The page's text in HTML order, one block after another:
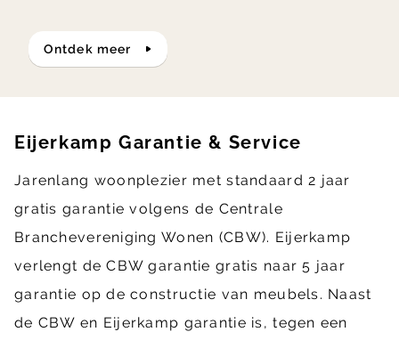
ontdek meer
Eijerkamp Garantie & Service
Jarenlang woonplezier met standaard 2 jaar
gratis garantie volgens de Centrale
Branchevereniging Wonen (CBW). Eijerkamp
verlengt de CBW garantie gratis naar 5 jaar
garantie op de constructie van meubels. Naast
de CBW en Eijerkamp garantie is, tegen een